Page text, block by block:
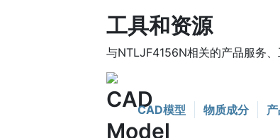
工具和资源
与NTLJF4156N相关的产品服务
CAD模型 物质成分